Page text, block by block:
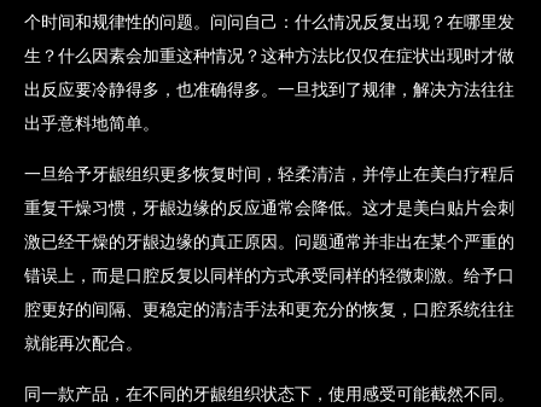
个时间和规律性的问题。问问自己：什么情况反复出现？在哪里发
生？什么因素会加重这种情况？这种方法比仅仅在症状出现时才做
出反应要冷静得多，也准确得多。一旦找到了规律，解决方法往往
出乎意料地简单。
一旦给予牙龈组织更多恢复时间，轻柔清洁，并停止在美白疗程后
重复干燥习惯，牙龈边缘的反应通常会降低。这才是美白贴片会刺
激已经干燥的牙龈边缘的真正原因。问题通常并非出在某个严重的
错误上，而是口腔反复以同样的方式承受同样的轻微刺激。给予口
腔更好的间隔、更稳定的清洁手法和更充分的恢复，口腔系统往往
就能再次配合。
同一款产品，在不同的牙龈组织状态下，使用感受可能截然不同。